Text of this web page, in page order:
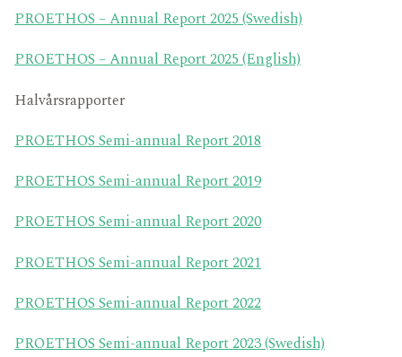
PROETHOS – Annual Report 2025 (Swedish)
PROETHOS – Annual Report 2025 (English)
Halvårsrapporter
PROETHOS Semi-annualReport 2018
PROETHOS Semi-annual Report 2019
PROETHOS Semi-annual Report 2020
PROETHOS Semi-annual Report 2021
PROETHOS Semi-annual Report 2022
PROETHOS Semi-annual Report 2023 (Swedish)